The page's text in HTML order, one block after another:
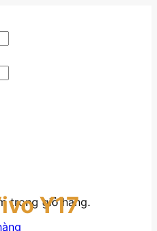
trong giỏ hàng.
Y17